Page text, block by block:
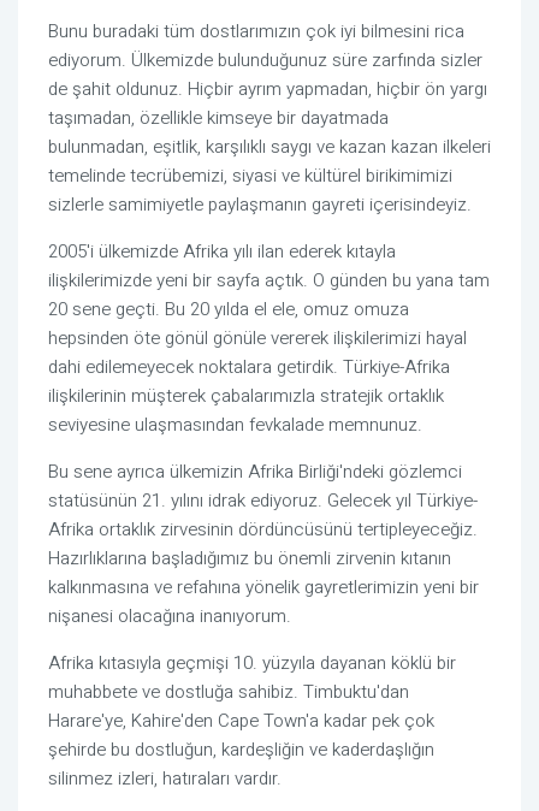
Bunu buradaki tüm dostlarımızın çok iyi bilmesini rica
ediyorum. Ülkemizde bulunduğunuz süre zarfında sizler
de şahit oldunuz. Hiçbir ayrım yapmadan, hiçbir ön yargı
taşımadan, özellikle kimseye bir dayatmada
bulunmadan, eşitlik, karşılıklı saygı ve kazan kazan ilkeleri
temelinde tecrübemizi, siyasi ve kültürel birikimimizi
sizlerle samimiyetle paylaşmanın gayreti içerisindeyiz.
2005'i ülkemizde Afrika yılı ilan ederek kıtayla
ilişkilerimizde yeni bir sayfa açtık. O günden bu yana tam
20 sene geçti. Bu 20 yılda el ele, omuz omuza
hepsinden öte gönül gönüle vererek ilişkilerimizi hayal
dahi edilemeyecek noktalara getirdik. Türkiye-Afrika
ilişkilerinin müşterek çabalarımızla stratejik ortaklık
seviyesine ulaşmasından fevkalade memnunuz.
Bu sene ayrıca ülkemizin Afrika Birliği'ndeki gözlemci
statüsünün 21. yılını idrak ediyoruz. Gelecek yıl Türkiye-
Afrika ortaklık zirvesinin dördüncüsünü tertipleyeceğiz.
Hazırlıklarına başladığımız bu önemli zirvenin kıtanın
kalkınmasına ve refahına yönelik gayretlerimizin yeni bir
nişanesi olacağına inanıyorum.
Afrika kıtasıyla geçmişi 10. yüzyıla dayanan köklü bir
muhabbete ve dostluğa sahibiz. Timbuktu'dan
Harare'ye, Kahire'den Cape Town'a kadar pek çok
şehirde bu dostluğun, kardeşliğin ve kaderdaşlığın
silinmez izleri, hatıraları vardır.